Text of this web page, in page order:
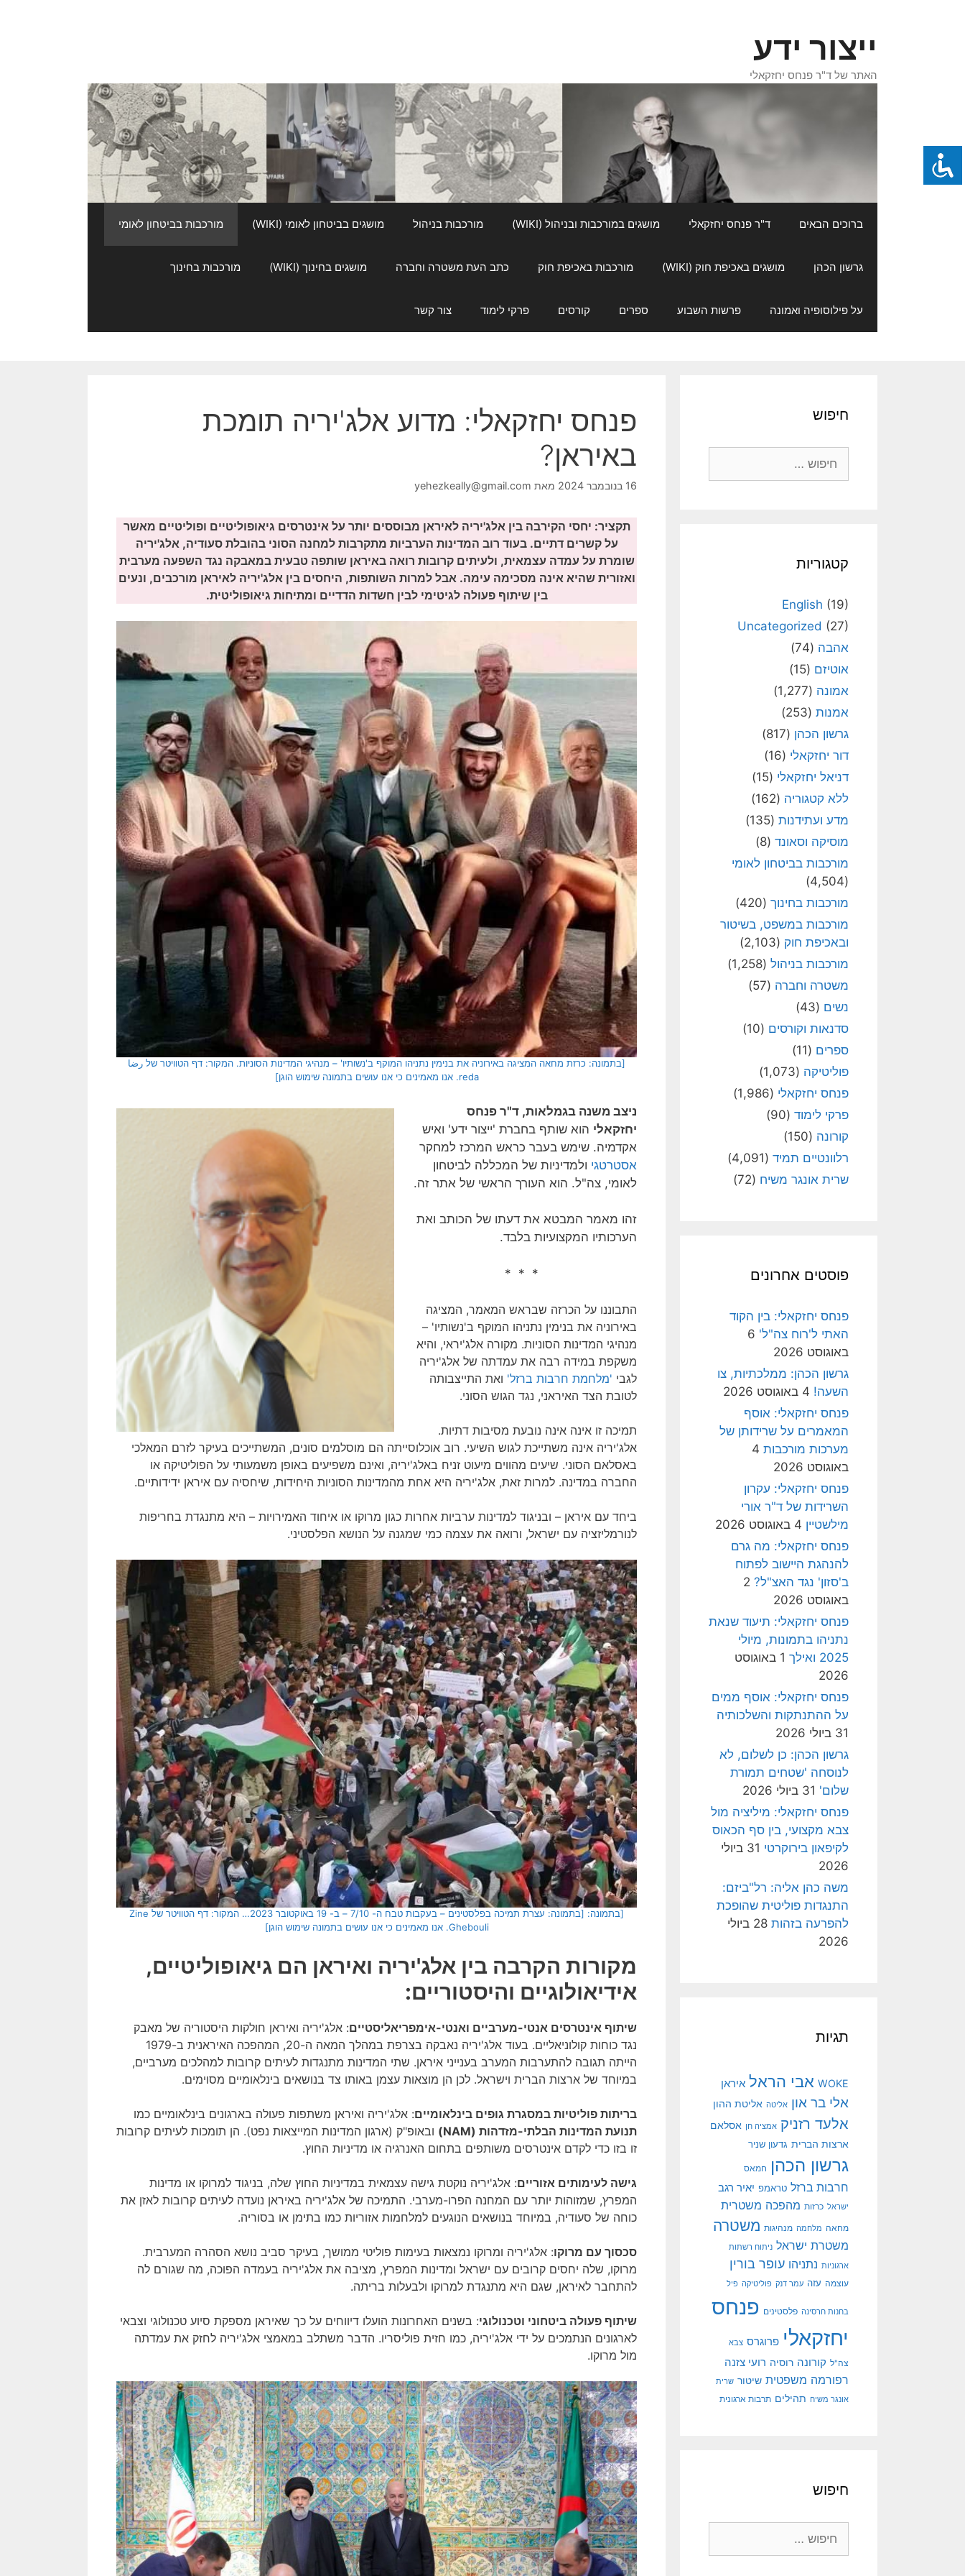
ייצור ידע
האתר של ד"ר פנחס יחזקאלי
ברוכים הבאים ד"ר פנחס יחזקאלי מושגים במורכבות ובניהול (WIKI) מורכבות בניהול מושגים בביטחון לאומי (WIKI) מורכבות בביטחון לאומי
גרשון הכהן מושגים באכיפת חוק (WIKI) מורכבות באכיפת חוק כתב העת משטרה וחברה מושגים בחינוך (WIKI) מורכבות בחינוך
על פילוסופיה ואמונה פרשות השבוע ספרים קורסים פרקי לימוד צור קשר
פנחס יחזקאלי: מדוע אלג'יריה תומכת
באיראן?
16 בנובמבר 2024 מאת yehezkeally@gmail.com
תקציר: יחסי הקירבה בין אלג'יריה לאיראן מבוססים יותר על אינטרסים גיאופוליטיים ופוליטיים מאשר
על קשרים דתיים. בעוד רוב המדינות הערביות מתקרבות למחנה הסוני בהובלת סעודיה, אלג'יריה
שומרת על עמדה עצמאית, ולעיתים קרובות רואה באיראן שותפה טבעית במאבקה נגד השפעה מערבית
ואזורית שהיא אינה מסכימה עימה. אבל למרות השותפות, היחסים בין אלג'יריה לאיראן מורכבים, ונעים
בין שיתוף פעולה לגיטימי לבין חשדות הדדיים ומתיחות גיאופוליטית.
[בתמונה: כרזת מחאה המציגה באירוניה את בנימין נתניהו המוקף ב'נשותיו' – מנהיגי המדינות הסוניות. המקור: דף הטוויטר של رضا
reda. אנו מאמינים כי אנו עושים בתמונה שימוש הוגן]
ניצב משנה בגמלאות, ד"ר פנחס
יחזקאלי הוא שותף בחברת 'ייצור ידע' ואיש
אקדמיה. שימש בעבר כראש המרכז למחקר
אסטרטגי ולמדיניות של המכללה לביטחון
לאומי, צה"ל. הוא העורך הראשי של אתר זה.
זהו מאמר המבטא את דעתו של הכותב ואת
הערכותיו המקצועיות בלבד.
* * *
התבוננו על הכרזה שבראש המאמר, המציגה
באירוניה את בנימין נתניהו המוקף ב'נשותיו' –
מנהיגי המדינות הסוניות. מקורה אלג'יראי, והיא
משקפת במידה רבה את עמדתה של אלג'יריה
לגבי 'מלחמת חרבות ברזל' ואת התייצבותה
לטובת הצד האיראני, נגד הגוש הסוני.
תמיכה זו אינה אינה נובעת מסיבות דתיות.
אלג'יריה אינה משתייכת לגוש השיעי. רוב אוכלוסייתה הם מוסלמים סונים, המשתייכים בעיקר לזרם המאלכי
באסלאם הסוני. שיעים מהווים מיעוט זניח באלג'יריה, ואינם משפיעים באופן משמעותי על הפוליטיקה או
החברה במדינה. למרות זאת, אלג'יריה היא אחת מהמדינות הסוניות היחידות, שיחסיה עם איראן ידידותיים.
ביחד עם איראן – ובניגוד למדינות ערביות אחרות כגון מרוקו או איחוד האמירויות – היא מתנגדת בחריפות
לנורמליזציה עם ישראל, ורואה את עצמה כמי שמגנה על הנושא הפלסטיני.
[בתמונה: [בתמונה: עצרת תמיכה בפלסטינים – בעקבות טבח ה- 7/10 – ב- 19 באוקטובר 2023… המקור: דף הטוויטר של Zine
Ghebouli. אנו מאמינים כי אנו עושים בתמונה שימוש הוגן]
מקורות הקרבה בין אלג'יריה ואיראן הם גיאופוליטיים,
אידיאולוגיים והיסטוריים:
שיתוף אינטרסים אנטי-מערביים ואנטי-אימפריאליסטיים: אלג'יריה ואיראן חולקות היסטוריה של מאבק
נגד כוחות קולוניאליים. בעוד אלג'יריה נאבקה בצרפת במהלך המאה ה-20, המהפכה האיראנית ב-1979
הייתה תגובה להתערבות המערב בענייני איראן. שתי המדינות מתנגדות לעיתים קרובות למהלכים מערביים,
במיוחד של ארצות הברית וישראל. לכן הן מוצאות עצמן באותו צד בנושאים בינלאומיים מסוימים.
בריתות פוליטיות במסגרת גופים בינלאומיים: אלג'יריה ואיראן משתפות פעולה בארגונים בינלאומיים כמו
תנועת המדינות הבלתי-מזדהות (NAM)
ובאופ"ק (ארגון המדינות המייצאות נפט). הן תומכות לעיתים קרובות
זו בזו כדי לקדם אינטרסים משותפים בתחום האנרגיה או מדיניות החוץ.
גישה לעימותים אזוריים: אלג'יריה נוקטת גישה עצמאית במדיניות החוץ שלה, בניגוד למרוקו או מדינות
המפרץ, שמזוהות יותר עם המחנה הפרו-מערבי. התמיכה של אלג'יריה באיראן נועדה לעיתים קרובות לאזן את
כוחה של סעודיה, במיוחד בנושאים הנוגעים למלחמות אזוריות כמו בתימן או בסוריה.
סכסוך עם מרוקו: אלג'יריה ומרוקו נמצאות בעימות פוליטי ממושך, בעיקר סביב נושא הסהרה המערבית.
מרוקו, שלה יחסים קרובים עם ישראל ומדינות המפרץ, מציבה את אלג'יריה בעמדה הפוכה, מה שגורם לה
להתחבר לאיראן, שגם היא מתנגדת למרוקו ולבעלות בריתה.
שיתוף פעולה ביטחוני וטכנולוגי: בשנים האחרונות הועלו דיווחים על כך שאיראן מספקת סיוע טכנולוגי וצבאי
לארגונים הנתמכים על ידי אלג'יריה, כמו חזית פוליסריו. הדבר משתלב במאמצי אלג'יריה לחזק את עמדתה
מול מרוקו.
חיפוש
קטגוריות
English (19)
Uncategorized (27)
אהבה (74)
אוטיזם (15)
אמונה (1,277)
אמנות (253)
גרשון הכהן (817)
דור יחזקאלי (16)
דניאל יחזקאלי (15)
ללא קטגוריה (162)
מדע ועתידנות (135)
מוסיקה וסאונד (8)
מורכבות בביטחון לאומי
(4,504)
מורכבות בחינוך (420)
מורכבות במשפט, בשיטור
ובאכיפת חוק (2,103)
מורכבות בניהול (1,258)
משטרה וחברה (57)
נשים (43)
סדנאות וקורסים (10)
ספרים (11)
פוליטיקה (1,073)
פנחס יחזקאלי (1,986)
פרקי לימוד (90)
קורונה (150)
רלוונטיים תמיד (4,091)
שרית אונגר משיח (72)
פוסטים אחרונים
פנחס יחזקאלי: בין הקוד
האתי ל'רוח צה"ל' 6
באוגוסט 2026
גרשון הכהן: ממלכתיות, צו
השעה! 4 באוגוסט 2026
פנחס יחזקאלי: אוסף
המאמרים על שרידותן של
מערכות מורכבות 4
באוגוסט 2026
פנחס יחזקאלי: עקרון
השרידות של ד"ר אורי
מילשטיין 4 באוגוסט 2026
פנחס יחזקאלי: מה גרם
להנהגת היישוב לפתוח
ב'סזון' נגד האצ"ל? 2
באוגוסט 2026
פנחס יחזקאלי: תיעוד שנאת
נתניהו בתמונות, מיולי
2025 ואילך
1 באוגוסט
2026
פנחס יחזקאלי: אוסף ממים
על ההתנתקות והשלכותיה
31 ביולי 2026
גרשון הכהן: כן לשלום, לא
לנוסחה 'שטחים תמורת
שלום' 31 ביולי 2026
פנחס יחזקאלי: מיליציה מול
צבא מקצועי, בין סף הכאוס
לקיפאון בירוקרטי
31 ביולי
2026
משה כהן אליה: רל"ביזם:
התנגדות פוליטית שהופכת
להפרעה בזהות
28 ביולי
2026
תגיות
WOKE אבי הראל איראן
אלי בר און אליטה אליטת ההון
אלעד רזניק אמציה חן אסלאם
ארצות הברית גדעון שניר
גרשון הכהן חמאס
חרבות ברזל טראמפ יאיר רגב
ישראל כרזות מהפכה משטרית
מחאה מלחמה מנהיגות משטרה
משטרת ישראל ניתוח רשתות
ארגוניות נתניהו עופר בורין
עוצמה עזה עמר דנק פוליטיקה פיל
בחנות חרסינה פלסטינים פנחס
יחזקאלי פרוגרס צבא
צה"ל קורונה רוסיה רועי צזנה
רפורמה משפטית שיטור שרית
אונגר משיח תהילים תרבות ארגונית
חיפוש